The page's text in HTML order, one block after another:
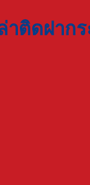
าติดฝากร